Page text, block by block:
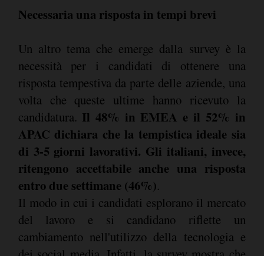
Necessaria una risposta in tempi brevi
Un altro tema che emerge dalla survey è la
necessità per i candidati di ottenere una
risposta tempestiva da parte delle aziende, una
volta che queste ultime hanno ricevuto la
candidatura. Il 48% in EMEA e il 52% in
APAC dichiara che la tempistica ideale sia
di 3-5 giorni lavorativi. Gli italiani, invece,
ritengono accettabile anche una risposta
entro due settimane (46%).
Il modo in cui i candidati esplorano il mercato
del lavoro e si candidano riflette un
cambiamento nell'utilizzo della tecnologia e